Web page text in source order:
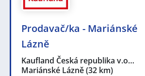
Prodavač/ka - Mariánské
Lázně
Kaufland Česká republika v.o…
Mariánské Lázně(32 km)